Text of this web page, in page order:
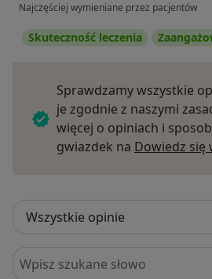
Najczęściej wymieniane przez pacjentów
Skuteczność leczenia
Sprawdzamy wszystkie
je zgodnie z naszymi
więcej o opiniach i
gwiazdek na Dowiedz się
Szukaj w opiniach